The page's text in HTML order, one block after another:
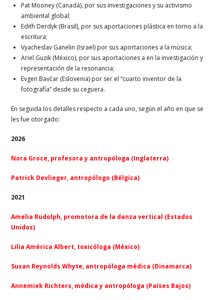
Pat Mooney (Canadá), por sus investigaciones y su activismo
ambiental global;
Edith Derdyk (Brasil), por sus aportaciones plástica en torno a la
escritura;
Vyacheslav Ganelin (Israel) por sus aportaciones a la música;
Ariel Guzik (México), por sus aportaciones a en la investigación y
representación de la resonancia;
Evgen Bavčar (Eslovenia) por ser el “cuarto inventor de la
fotografía” desde su ceguera.
En seguida los detalles respecto a cada uno, según el año en que se
les fue otorgado:
2026
Nora Groce, profesora y antropóloga (Inglaterra)
Patrick Devlieger, antropólogo (Bélgica)
2021
Amelia Rudolph, promotora de la danza vertical (Estados
Unidos)
Lilia América Albert, toxicóloga (México)
Susan Reynolds Whyte, antropóloga médica (Dinamarca)
Annemiek Richters, médica y antropóloga (Países Bajos)